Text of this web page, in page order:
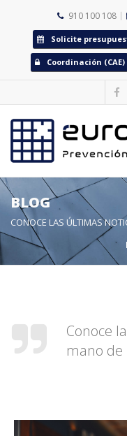
910 100 108
Solicite
Coordinación (CAE)
BLOG
CONOCE LAS ÚLTIMAS
Conoce
mano de